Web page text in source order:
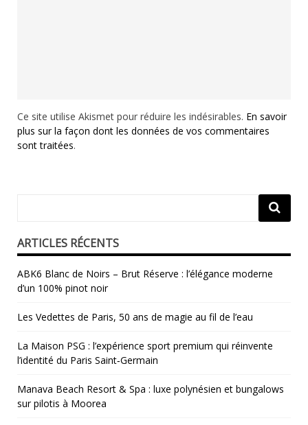
Ce site utilise Akismet pour réduire les indésirables. En savoir
plus sur la façon dont les données de vos commentaires
sont traitées.
ARTICLES RÉCENTS
ABK6 Blanc de Noirs – Brut Réserve : l’élégance moderne
d’un 100% pinot noir
Les Vedettes de Paris, 50 ans de magie au fil de l’eau
La Maison PSG : l’expérience sport premium qui réinvente
l’identité du Paris Saint‑Germain
Manava Beach Resort & Spa : luxe polynésien et bungalows
sur pilotis à Moorea